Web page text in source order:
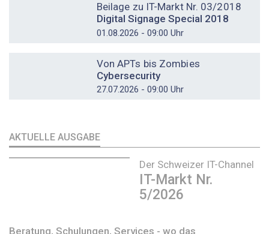
Beilage zu IT-Markt Nr. 03/2018
Digital Signage Special 2018
01.08.2026 - 09:00 Uhr
Von APTs bis Zombies
Cybersecurity
27.07.2026 - 09:00 Uhr
AKTUELLE AUSGABE
Der Schweizer IT-Channel
IT-Markt Nr.
5/2026
Beratung, Schulungen, Services - wo das